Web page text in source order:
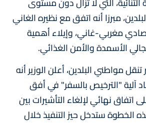
مبرزا أنه اتفق مع نظيره الغاني
مغربي-غاني، وإيلاء أهمية
الأسمدة والأمن الغذائي.
مواطني البلدين، أعلن الوزير أنه
آلية "الترخيص بالسفر" في أفق
اتفاق نهائي لإلغاء التأشيرات بين
الخطوة ستدخل حيز التنفيذ خلال